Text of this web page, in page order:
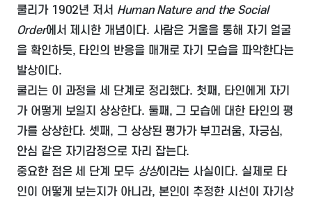
쿨리가 1902년 저서 Human Nature and the Social
Order에서 제시한 개념이다. 사람은 거울을 통해 자기 얼굴
을 확인하듯, 타인의 반응을 매개로 자기 모습을 파악한다는
발상이다.
쿨리는 이 과정을 세 단계로 정리했다. 첫째, 타인에게 자기
가 어떻게 보일지 상상한다. 둘째, 그 모습에 대한 타인의 평
가를 상상한다. 셋째, 그 상상된 평가가 부끄러움, 자긍심,
안심 같은 자기감정으로 자리 잡는다.
중요한 점은 세 단계 모두 상상이라는 사실이다. 실제로 타
인이 어떻게 보는지가 아니라, 본인이 추정한 시선이 자기상